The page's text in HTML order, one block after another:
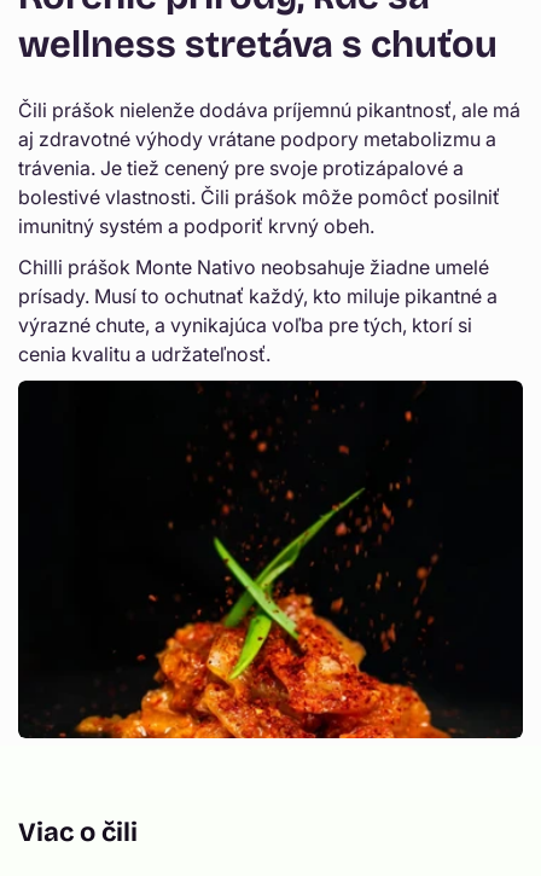
o
s
ť
o
u
z
b
a
l
e
n
wellness stretáva s chuťou
Čili prášok nielenže dodáva príjemnú pikantnosť, ale má
aj zdravotné výhody vrátane podpory metabolizmu a
trávenia. Je tiež cenený pre svoje protizápalové a
bolestivé vlastnosti. Čili prášok môže pomôcť posilniť
imunitný systém a podporiť krvný obeh.
Chilli prášok Monte Nativo neobsahuje žiadne umelé
prísady. Musí to ochutnať každý, kto miluje pikantné a
výrazné chute, a vynikajúca voľba pre tých, ktorí si
cenia kvalitu a udržateľnosť.
Viac o čili